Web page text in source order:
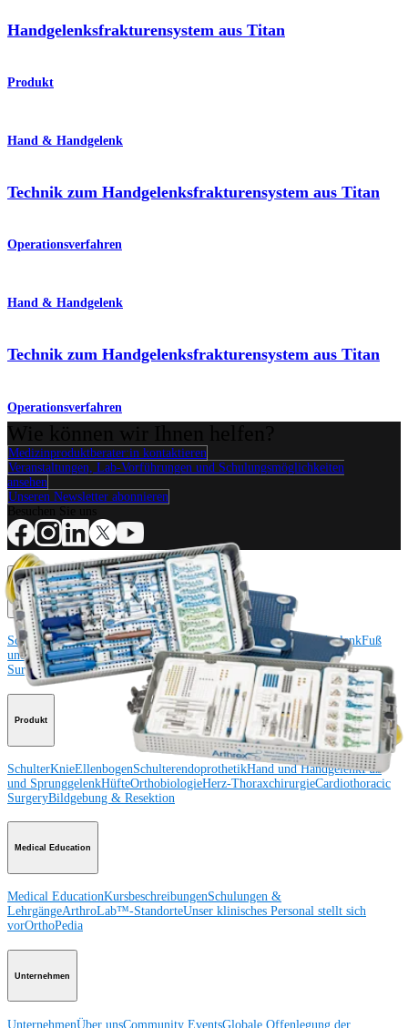
Handgelenksfrakturensystem aus Titan
Produkt
Hand & Handgelenk
Technik zum Handgelenksfrakturensystem aus Titan
Operationsverfahren
Hand & Handgelenk
Technik zum Handgelenksfrakturensystem aus Titan
Operationsverfahren
Medizinproduktberater:in kontaktieren
Veranstaltungen, Lab-Vorführungen und Schulungsmöglichkeiten
ansehen
Unseren Newsletter abonnieren
Operationsverfahren
SchulterKnieEllenbogenSchulterendoprothetikHand und HandgelenkFuß
und SprunggelenkTraumaHüfteOrthobiologieCardiothoracic
SurgeryWirbelsäule
Produkt
SchulterKnieEllenbogenSchulterendoprothetikHand und HandgelenkFuß
und SprunggelenkHüfteOrthobiologieHerz-ThoraxchirurgieCardiothoracic
SurgeryBildgebung & Resektion
Medical Education
Medical EducationKursbeschreibungenSchulungen &
LehrgängeArthroLab™-StandorteUnser klinisches Personal stellt sich
vorOrthoPedia
Unternehmen
UnternehmenÜber unsCommunity EventsGlobale Offenlegung der